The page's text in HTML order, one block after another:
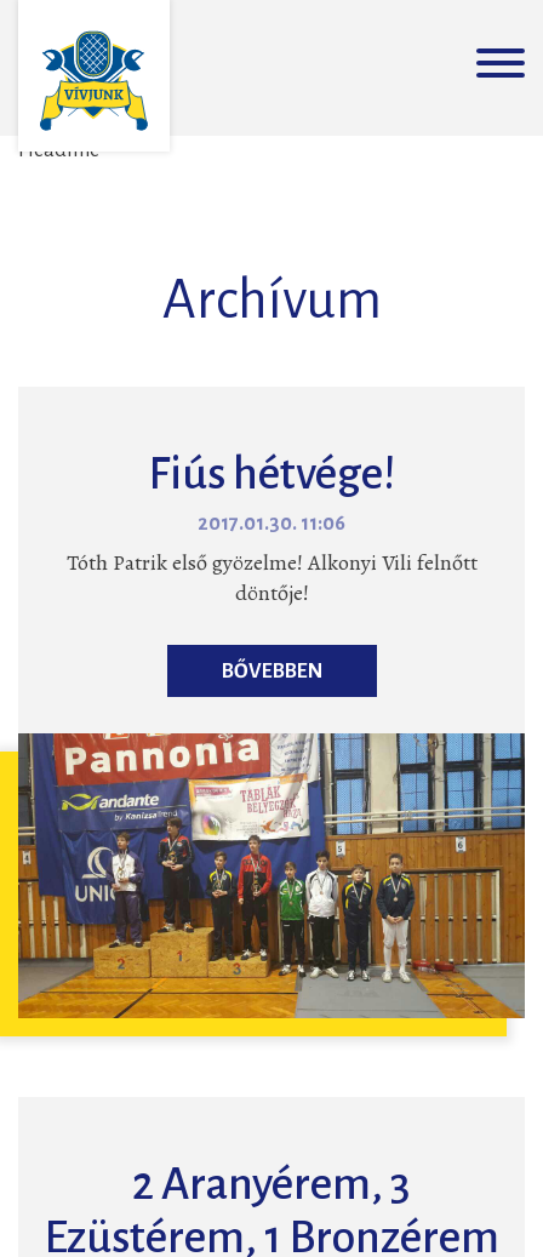
Headline
Archívum
Fiús hétvége!
2017.01.30. 11:06
Tóth Patrik első gyözelme! Alkonyi Vili felnőtt
döntője!
BŐVEBBEN
2 Aranyérem, 3
Ezüstérem, 1 Bronzérem